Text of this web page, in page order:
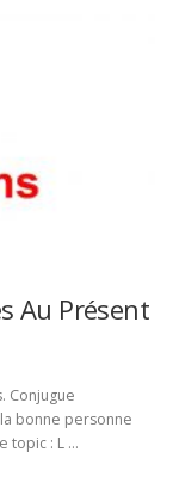
Au Présent
Conjugue
bonne personne
topic : L …